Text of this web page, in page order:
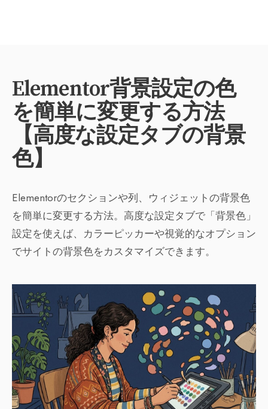
Elementor背景設定の色
を簡単に変更する方法
【高度な設定タブの背景
色】
Elementorのセクションや列、ウィジェットの背景色
を簡単に変更する方法。高度な設定タブで「背景色」
設定を使えば、カラーピッカーや視覚的なオプション
でサイトの背景色をカスタマイズできます。